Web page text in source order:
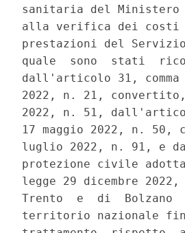
sanitaria del Ministero
alla verifica dei costi
prestazioni del
quale  sono  stati
dall'articolo 31,
2022, n. 21,
2022, n. 51,
17 maggio 2022, n.
luglio 2022, n. 91, e
protezione civile
legge 29 dicembre
Trento  e  di
territorio nazionale